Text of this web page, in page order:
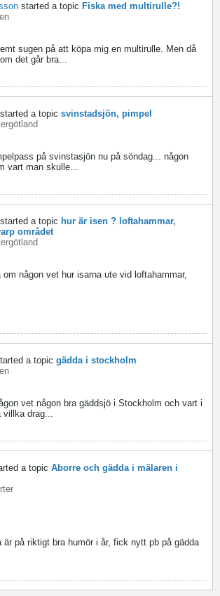
started a topic Fiska med multirulle?!
sugen på att köpa mig en multirulle. Men då
det går bra...
started a topic svinstadsjön, pimpel
på svinstasjön nu på söndag... någon
vart man skulle...
started a topic hur är isen ? loftahammar,
området
någon vet hur isarna ute vid loftahammar,
a topic gädda i stockholm
vet någon bra gäddsjö i Stockholm och vart i
villka drag...
a topic Aborre och gädda i mälaren i
är på riktigt bra humör i år, fick nytt pb på gädda